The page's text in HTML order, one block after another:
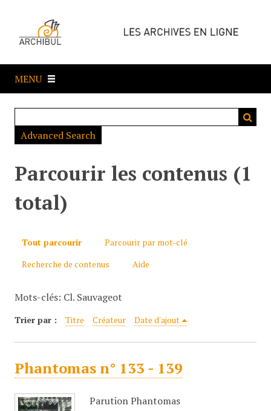
e
a
MENU
Advanced Search
Parcourir les contenus (1
total)
Tout parcourir
Parcourir par mot-clé
Recherche de contenus
Aide
Mots-clés: Cl. Sauvageot
Trier par : Titre Créateur Date d'ajout
Phantomas n° 133 - 139
Parution Phantomas